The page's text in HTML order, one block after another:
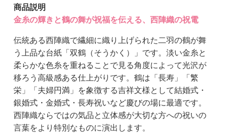
商品説明
金糸の輝きと鶴の舞が祝福を伝える、西陣織の祝電
伝統ある西陣織で繊細に織り上げられた二羽の鶴が舞
う上品な台紙「双鶴（そうかく）」です。淡い金糸と
柔らかな色糸を重ねることで見る角度によって光沢が
移ろう高級感ある仕上がりです。鶴は「長寿」「繁
栄」「夫婦円満」を象徴する吉祥文様として結婚式・
銀婚式・金婚式・長寿祝いなど慶びの場に最適です。
西陣織ならではの気品と立体感が大切な方への祝いの
言葉をより特別なものに演出します。